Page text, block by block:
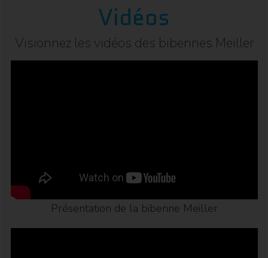
Vidéos
Visionnez les vidéos des bibennes Meiller
Présentation de la bibenne Meiller